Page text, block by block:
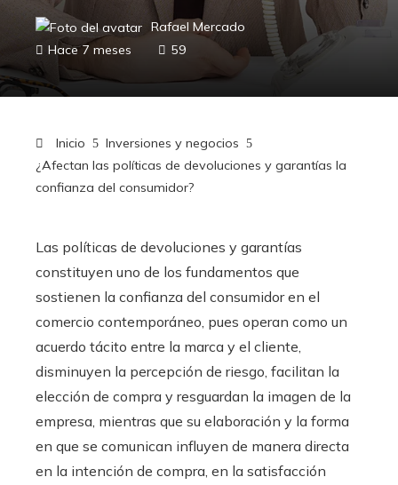
Rafael Mercado
Hace 7 meses
59
Inicio
Inversiones y negocios
¿Afectan las políticas de devoluciones y garantías la
confianza del consumidor?
Las políticas de devoluciones y garantías
constituyen uno de los fundamentos que
sostienen la confianza del consumidor en el
comercio contemporáneo, pues operan como un
acuerdo tácito entre la marca y el cliente,
disminuyen la percepción de riesgo, facilitan la
elección de compra y resguardan la imagen de la
empresa, mientras que su elaboración y la forma
en que se comunican influyen de manera directa
en la intención de compra, en la satisfacción